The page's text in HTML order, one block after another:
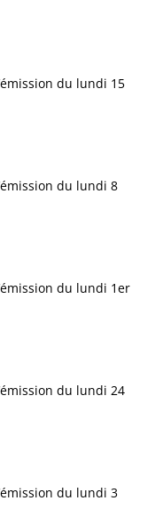
du lundi 15
du lundi 8
du lundi 1er
du lundi 24
du lundi 3